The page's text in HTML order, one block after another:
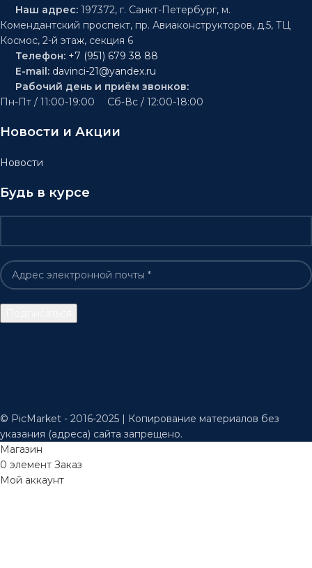
Наш адрес: 197372, г. Санкт-Петербург, м.
Комендантский проспект, пр. Авиаконструкторов, д.5, ТЦ
Космос, 2-й этаж, секция 6
Телефон: +7 (951) 679 38 88
E-mail: davinci-21@yandex.ru
Рабочий день и приём звонков:
Пн-Пт / 11:00-19:00 Сб-Вс / 12:00-18:00
Новости и Акции
Новости
Будь в курсе
© PicMarket - 2016-2025 | Копирование материалов без
указания (адреса) сайта запрещено.
Магазин
0 элемент Заказ
Мой аккаунт